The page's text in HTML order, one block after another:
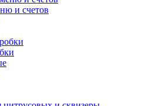
и счетов